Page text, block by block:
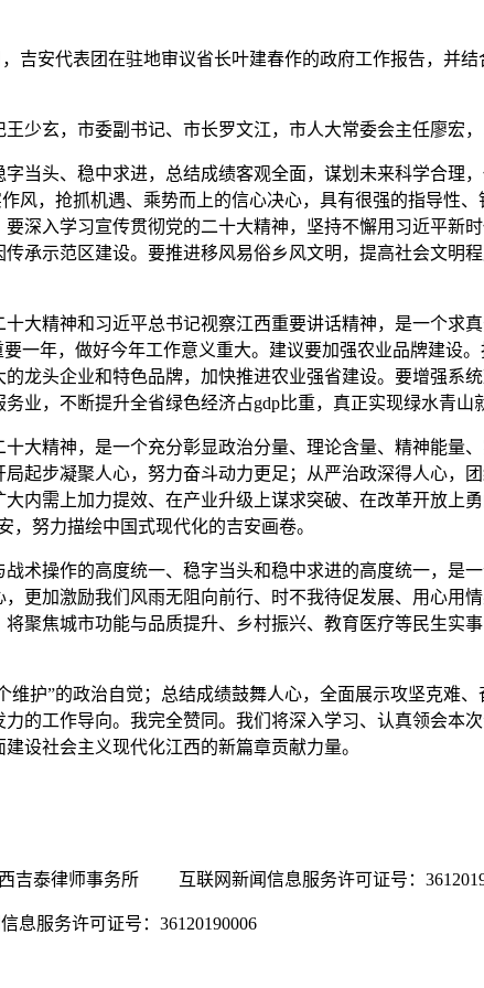
吉安代表团在驻地审议省长叶建春作的政府工作报告，并
少玄，市委副书记、市长罗文江，市人大常委会主任廖宏
当头、稳中求进，总结成绩客观全面，谋划未来科学合理
风，抢抓机遇、乘势而上的信心决心，具有很强的指导性
深入学习宣传贯彻党的二十大精神，坚持不懈用习近平新
承示范区建设。要推进移风易俗乡风文明，提高社会文明
大精神和习近平总书记视察江西重要讲话精神，是一个求
一年，做好今年工作意义重大。建议要加强农业品牌建设
龙头企业和特色品牌，加快推进农业强省建设。要增强系
业，不断提升全省绿色经济占gdp比重，真正实现绿水青山
大精神，是一个充分彰显政治分量、理论含量、精神能量
起步凝聚人心，努力奋斗动力更足；从严治政深得人心，
内需上加力提效、在产业升级上谋求突破、在改革开放上
，努力描绘中国式现代化的吉安画卷。
术操作的高度统一、稳字当头和稳中求进的高度统一，是
更加激励我们风雨无阻向前行、时不我待促发展、用心用
聚焦城市功能与品质提升、乡村振兴、教育医疗等民生实
护”的政治自觉；总结成绩鼓舞人心，全面展示攻坚克难
的工作导向。我完全赞同。我们将深入学习、认真领会本
设社会主义现代化江西的新篇章贡献力量。
吉泰律师事务所 互联网新闻信息服务许可证号：
息服务许可证号：36120190006